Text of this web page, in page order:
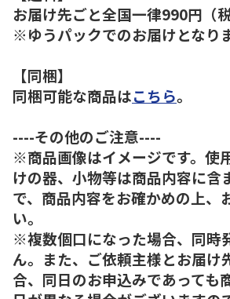
お届け先ごと全国一律990円（税
※ゆうパックでのお届けとなりま
【同梱】
同梱可能な商品はこちら。
----その他のご注意----
※商品画像はイメージです。使
けの器、小物等は商品内容に含
で、商品内容をお確かめの上、
い。
※複数個口になった場合、同時
ん。また、ご依頼主様とお届け
合、同日のお申込みであっても